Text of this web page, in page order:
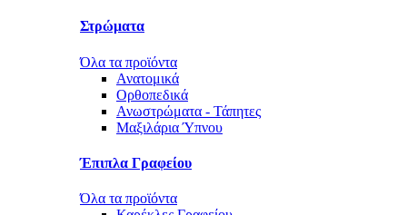
Στρώματα
Όλα τα προϊόντα
Ανατομικά
Ορθοπεδικά
Ανωστρώματα - Τάπητες
Μαξιλάρια Ύπνου
Έπιπλα Γραφείου
Όλα τα προϊόντα